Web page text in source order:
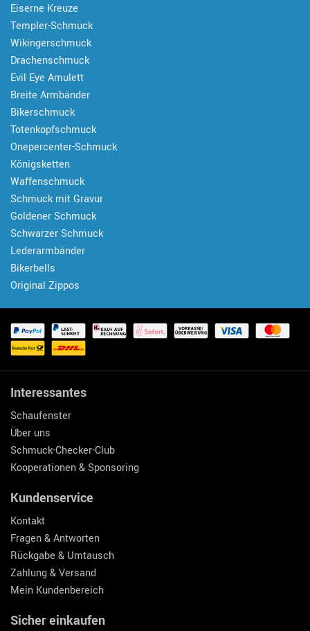
Eiserne Kreuze
Templer-Schmuck
Wikingerschmuck
Drachenschmuck
Evil Eye Amulett
Breite Armbänder
Bikerschmuck
Totenkopfschmuck
Onepercenter-Schmuck
Königsketten
Waffenschmuck
Schmuck mit Gravur
Goldener Schmuck
Schwarzer Schmuck
Lederarmbänder
Bikerbells
Original Zippos
Interessantes
Schaufenster
Über uns
Schmuck-Checker-Club
Kooperationen & Sponsoring
Kundenservice
Kontakt
Fragen & Antworten
Rückgabe & Umtausch
Zahlung & Versand
Mein Kundenbereich
Sicher einkaufen